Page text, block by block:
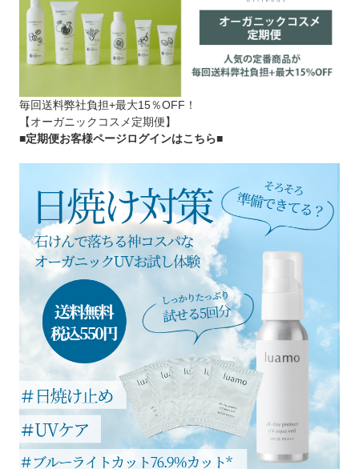
毎回送料弊社負担+最大15％OFF！
【オーガニックコスメ定期便】
■定期便お客様ページログインはこちら■